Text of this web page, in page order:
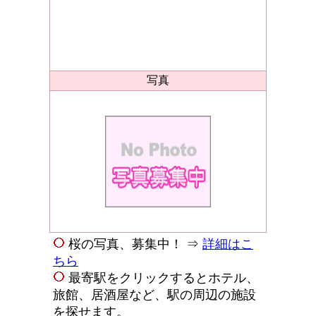
写真
桜の写真、募集中！ ⇒ 詳細はこ
ちら
最寄駅をクリックするとホテル、
旅館、居酒屋など、駅の周辺の施設
を探せます。